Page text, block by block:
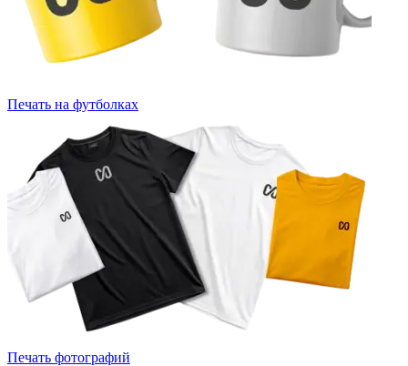
Печать на футболках
Печать фотографий